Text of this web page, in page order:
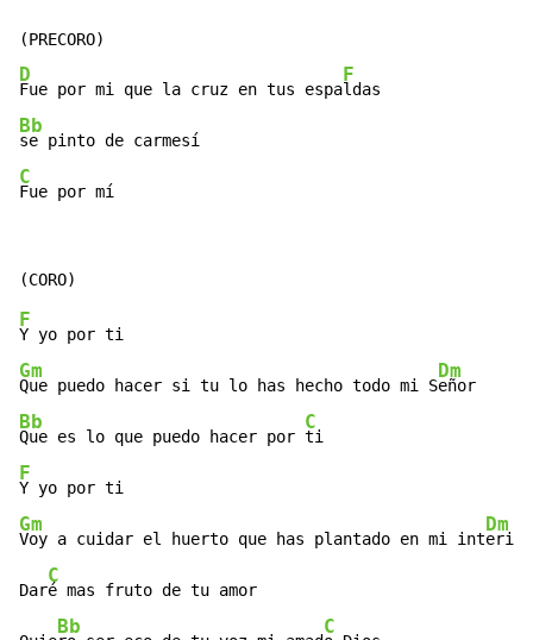
D
Fue por mi que la cruz en tus espa
F
Bb
C
Fue por mí
F
Gm
Que puedo hacer si tu lo has hecho todo mi S
Dm
Bb
Que es lo que puedo hacer por
C
F
Gm
Voy a cuidar el huerto que has plantado en mi int
Dm
erior
Dar
C
é mas fruto de tu amor
Bb C